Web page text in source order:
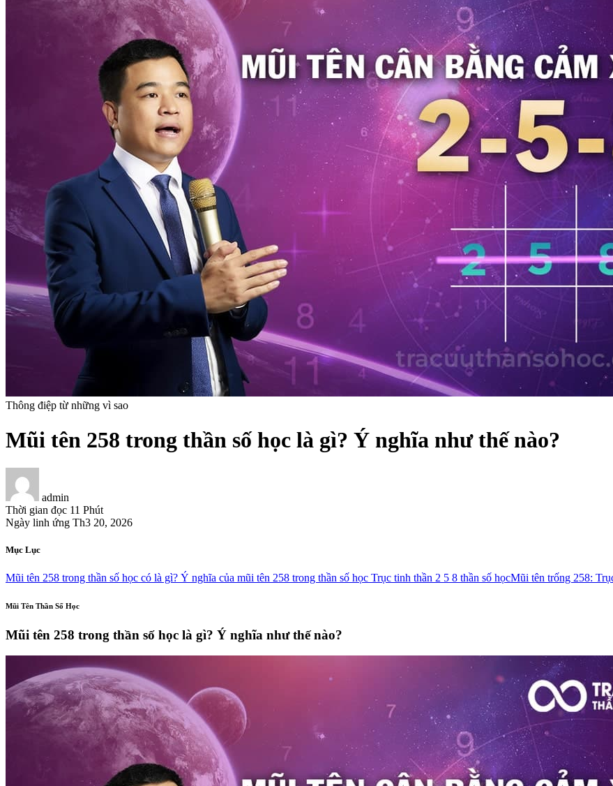
Thông điệp từ những vì sao
Mũi tên 258 trong thần số học là gì? Ý nghĩa như thế nào?
admin
Thời gian đọc 11 Phút
Ngày linh ứng Th3 20, 2026
Mục Lục
Mũi tên 258 trong thần số học có là gì? Ý nghĩa của mũi tên 258 trong thần số học Trục tinh thần 2 5 8 thần số họcMũi tên trống 258:
Mũi Tên Thần Số Học
Mũi tên 258 trong thần số học là gì? Ý nghĩa như thế nào?